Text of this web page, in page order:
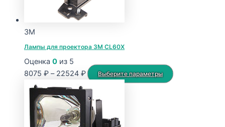
3M
Лампы для проектора 3M CL60X
Оценка 0 из 5
8075 ₽ – 22524 ₽Диапазон
8075 ₽
–
22524 ₽
Выберите параметры
Этот